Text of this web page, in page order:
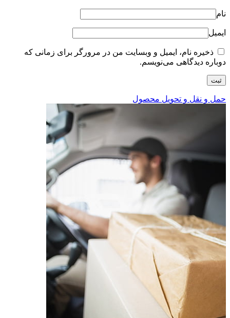
نام
ایمیل
ذخیره نام، ایمیل و وبسایت من در مرورگر برای زمانی که
دوباره دیدگاهی می‌نویسم.
حمل و نقل و تحویل محصول